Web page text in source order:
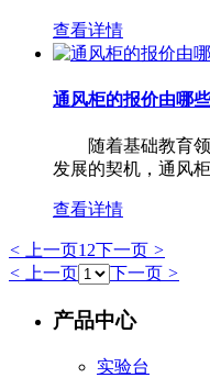
查看详情
通风柜的报价由哪
随着基础教育领
发展的契机，通风
查看详情
< 上一页1 2下一页 >
< 上一页 下一页 >
产品中心
实验台